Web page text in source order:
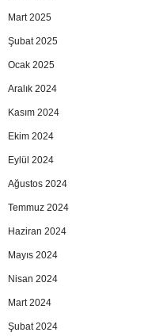
Mart 2025
Şubat 2025
Ocak 2025
Aralık 2024
Kasım 2024
Ekim 2024
Eylül 2024
Ağustos 2024
Temmuz 2024
Haziran 2024
Mayıs 2024
Nisan 2024
Mart 2024
Şubat 2024